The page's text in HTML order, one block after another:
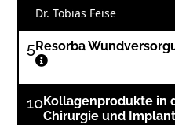
Dr. Tobias Feise
5Resorba
10Kollagenprodukte in
Chirurgie und